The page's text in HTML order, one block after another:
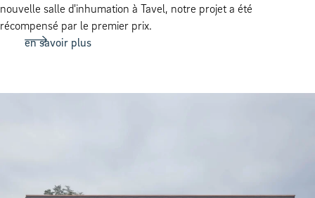
nouvelle salle d'inhumation à Tavel, notre projet a été
récompensé par le premier prix.
en savoir plus